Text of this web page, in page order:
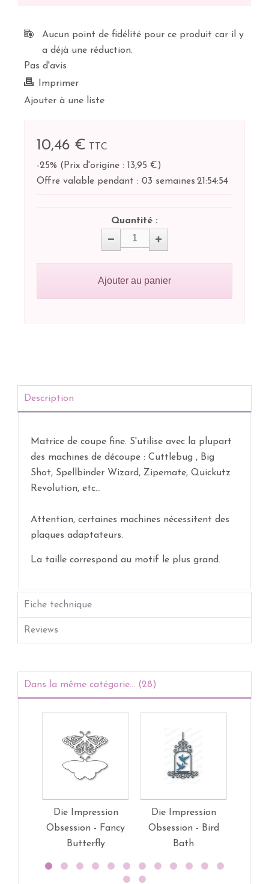
Aucun point de fidélité pour ce produit car il y
a déjà une réduction.
Pas d'avis
Imprimer
Ajouter à une liste
10,46 €
TTC
-25% ( Prix d'origine : 13,95 €)
Offre valable pendant : 03 semaines 21:54:53
Quantité :
Ajouter au panier
Description
Matrice de coupe fine. S'utilise avec la plupart
des machines de découpe : Cuttlebug , Big
Shot, Spellbinder Wizard, Zipemate, Quickutz
Revolution, etc...
Attention, certaines machines nécessitent des
plaques adaptateurs.
La taille correspond au motif le plus grand.
Fiche technique
Reviews
Dans la même catégorie... (28)
Die Impression
Obsession - Fancy
Butterfly
Die Impression
Obsession - Bird
Bath